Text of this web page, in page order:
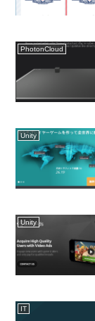
PhotonCloud
Unity
Unity
IT